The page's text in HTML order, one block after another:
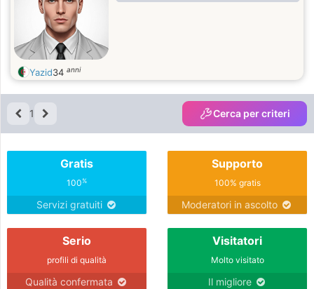
Yazid34 anni
1 Cerca per criteri
Gratis
100%
Servizi gratuiti
Supporto
100% gratis
Moderatori in ascolto
Serio
profili di qualità
Qualità confermata
Visitatori
Molto visitato
Il migliore